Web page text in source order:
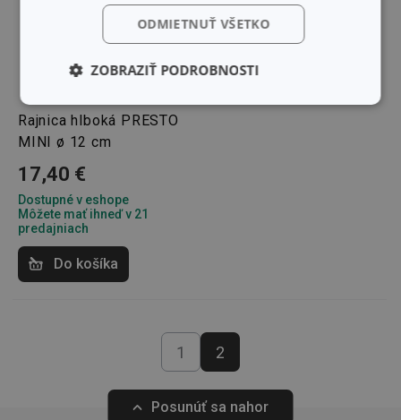
Rajnica hlboká PRESTO
MINI ø 12 cm
17,40 €
Dostupné v eshope
Môžete mať ihneď v 21
predajniach
Do košíka
1 2
Posunúť sa nahor
ODMIETNUŤ VŠETKO
ZOBRAZIŤ PODROBNOSTI
Základné
(funkčné) cookies
Analytické a
Marketingové
cookies
Základné (funkčné) cookies
Analytické a preferenčné cookies
Marketingové cookies
Funkčné súbory